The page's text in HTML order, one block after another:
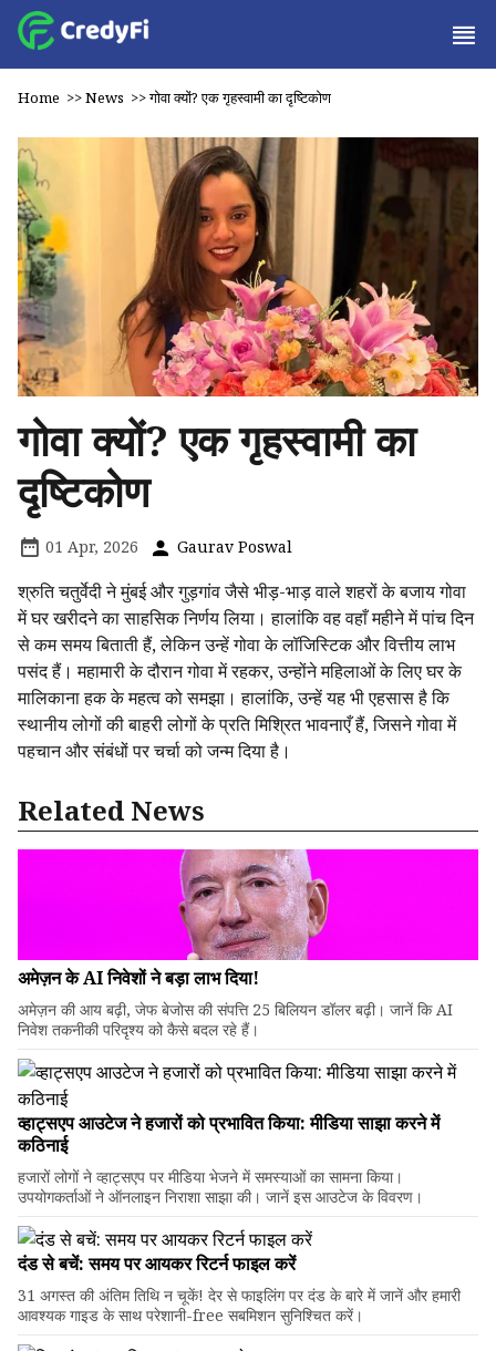
Home >>News >>गोवा क्यों? एक गृहस्वामी का दृष्टिकोण
गोवा क्यों? एक गृहस्वामी का
दृष्टिकोण
01 Apr, 2026 Gaurav Poswal
श्रुति चतुर्वेदी ने मुंबई और गुड़गांव जैसे भीड़-भाड़ वाले शहरों के बजाय गोवा
में घर खरीदने का साहसिक निर्णय लिया। हालांकि वह वहाँ महीने में पांच दिन
से कम समय बिताती हैं, लेकिन उन्हें गोवा के लॉजिस्टिक और वित्तीय लाभ
पसंद हैं। महामारी के दौरान गोवा में रहकर, उन्होंने महिलाओं के लिए घर के
मालिकाना हक के महत्व को समझा। हालांकि, उन्हें यह भी एहसास है कि
स्थानीय लोगों की बाहरी लोगों के प्रति मिश्रित भावनाएँ हैं, जिसने गोवा में
पहचान और संबंधों पर चर्चा को जन्म दिया है।
Related News
अमेज़न के AI निवेशों ने बड़ा लाभ दिया!
अमेज़न की आय बढ़ी, जेफ बेजोस की संपत्ति 25 बिलियन डॉलर बढ़ी। जानें कि AI
निवेश तकनीकी परिदृश्य को कैसे बदल रहे हैं।
व्हाट्सएप आउटेज ने हजारों को प्रभावित किया: मीडिया साझा करने में
कठिनाई
हजारों लोगों ने व्हाट्सएप पर मीडिया भेजने में समस्याओं का सामना किया।
उपयोगकर्ताओं ने ऑनलाइन निराशा साझा की। जानें इस आउटेज के विवरण।
दंड से बचें: समय पर आयकर रिटर्न फाइल करें
31 अगस्त की अंतिम तिथि न चूकें! देर से फाइलिंग पर दंड के बारे में जानें और हमारी
आवश्यक गाइड के साथ परेशानी-free सबमिशन सुनिश्चित करें।